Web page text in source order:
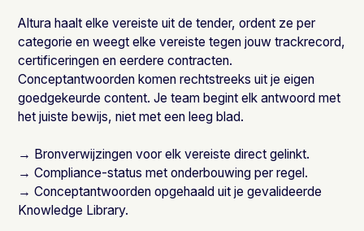
Altura haalt elke vereiste uit de tender, ordent ze per
categorie en weegt elke vereiste tegen jouw trackrecord,
certificeringen en eerdere contracten.
Conceptantwoorden komen rechtstreeks uit je eigen
goedgekeurde content. Je team begint elk antwoord met
het juiste bewijs, niet met een leeg blad.
→ Bronverwijzingen voor elk vereiste direct gelinkt.
→ Compliance-status met onderbouwing per regel.
→ Conceptantwoorden opgehaald uit je gevalideerde
Knowledge Library.